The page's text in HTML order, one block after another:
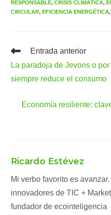
RESPONSABLE, CRISIS CLIMÁTICA,
CIRCULAR, EFICIENCIA ENERGÉTICA,
Leer
artículos
Entrada anterior
La paradoja de Jevons o
siempre reduce el consumo
Economía resiliente:
Ricardo Estévez
Mi verbo favorito es
innovadores de TIC +
fundador de ecointeligencia